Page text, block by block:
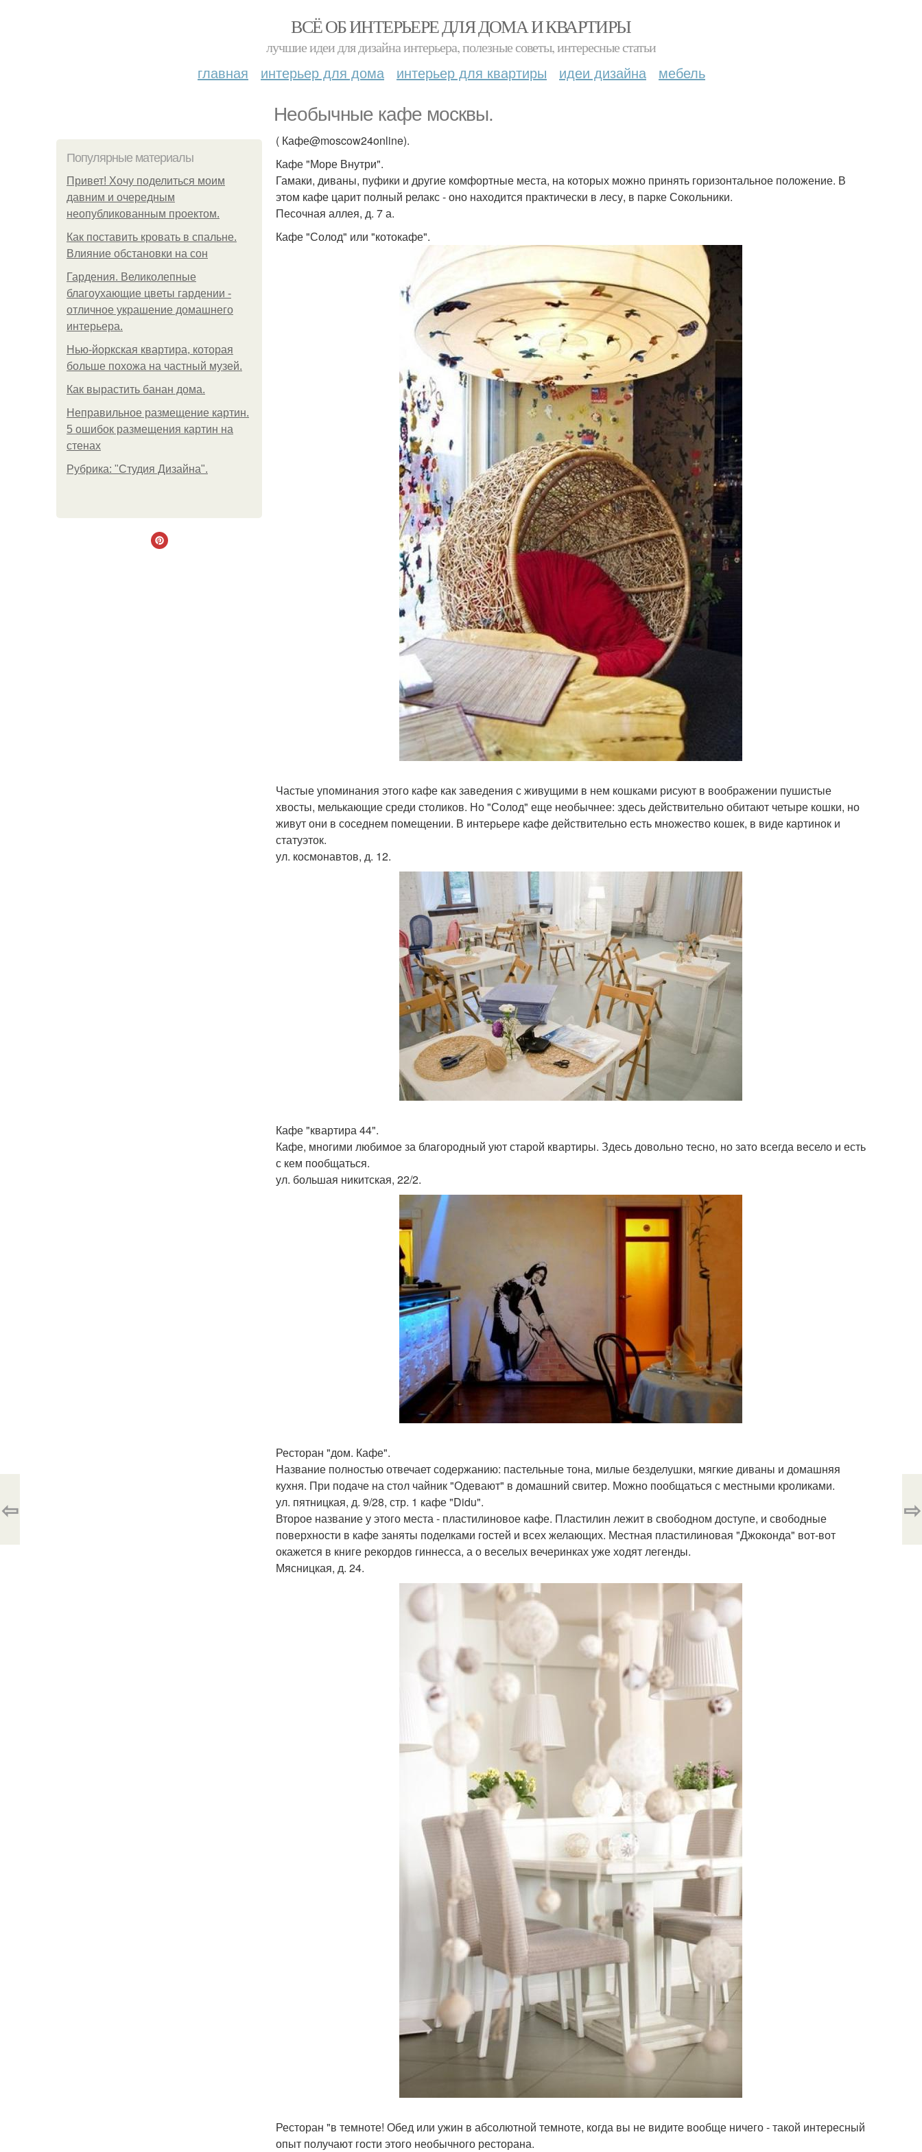
ВСЁ ОБ ИНТЕРЬЕРЕ ДЛЯ ДОМА И КВАРТИРЫ
лучшие идеи для дизайна интерьера, полезные советы, интересные статьи
главная интерьер для дома интерьер для квартиры идеи дизайна мебель
Необычные кафе москвы.
Популярные материалы
Привет! Хочу поделиться моим
давним и очередным
неопубликованным проектом.
Как поставить кровать в спальне.
Влияние обстановки на сон
Гардения. Великолепные
благоухающие цветы гардении -
отличное украшение домашнего
интерьера.
Нью-йоркская квартира, которая
больше похожа на частный музей.
Как вырастить банан дома.
Неправильное размещение картин.
5 ошибок размещения картин на
стенах
Рубрика: "Студия Дизайна".
( Кафе@moscow24online).
Кафе "Море Внутри".
Гамаки, диваны, пуфики и другие комфортные места, на которых можно принять горизонтальное положение. В
этом кафе царит полный релакс - оно находится практически в лесу, в парке Сокольники.
Песочная аллея, д. 7 а.
Кафе "Солод" или "котокафе".
Частые упоминания этого кафе как заведения с живущими в нем кошками рисуют в воображении пушистые
хвосты, мелькающие среди столиков. Но "Солод" еще необычнее: здесь действительно обитают четыре кошки, но
живут они в соседнем помещении. В интерьере кафе действительно есть множество кошек, в виде картинок и
статуэток.
ул. космонавтов, д. 12.
Кафе "квартира 44".
Кафе, многими любимое за благородный уют старой квартиры. Здесь довольно тесно, но зато всегда весело и есть
с кем пообщаться.
ул. большая никитская, 22/2.
Ресторан "дом. Кафе".
Название полностью отвечает содержанию: пастельные тона, милые безделушки, мягкие диваны и домашняя
кухня. При подаче на стол чайник "Одевают" в домашний свитер. Можно пообщаться с местными кроликами.
ул. пятницкая, д. 9/28, стр. 1 кафе "Didu".
Второе название у этого места - пластилиновое кафе. Пластилин лежит в свободном доступе, и свободные
поверхности в кафе заняты поделками гостей и всех желающих. Местная пластилиновая "Джоконда" вот-вот
окажется в книге рекордов гиннесса, а о веселых вечеринках уже ходят легенды.
Мясницкая, д. 24.
Ресторан "в темноте! Обед или ужин в абсолютной темноте, когда вы не видите вообще ничего - такой интересный
опыт получают гости этого необычного ресторана.
⇦ ⇨